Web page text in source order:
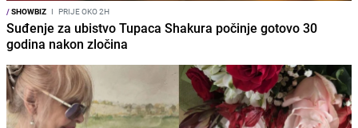
/SHOWBIZ I PRIJE OKO 2H
Suđenje za ubistvo Tupaca Shakura počinje gotovo 30
godina nakon zločina